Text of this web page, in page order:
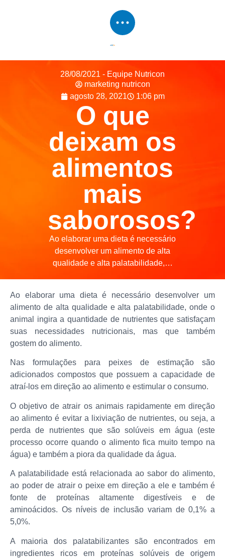
28/08/2021 - Equipe Nutricon
marketing nutricon
agosto 28, 2021
1:06 pm
O que
deixam os
alimentos
mais
saborosos?
Ao elaborar uma dieta é necessário
desenvolver um alimento de alta
qualidade e alta palatabilidade,…
Ao elaborar uma dieta é necessário desenvolver um
alimento de alta qualidade e alta palatabilidade, onde o
animal ingira a quantidade de nutrientes que satisfaçam
suas necessidades nutricionais, mas que também
gostem do alimento.
Nas formulações para peixes de estimação são
adicionados compostos que possuem a capacidade de
atraí-los em direção ao alimento e estimular o consumo.
O objetivo de atrair os animais rapidamente em direção
ao alimento é evitar a lixiviação de nutrientes, ou seja, a
perda de nutrientes que são solúveis em água (este
processo ocorre quando o alimento fica muito tempo na
água) e também a piora da qualidade da água.
A palatabilidade está relacionada ao sabor do alimento,
ao poder de atrair o peixe em direção a ele e também é
fonte de proteínas altamente digestíveis e de
aminoácidos. Os níveis de inclusão variam de 0,1% a
5,0%.
A maioria dos palatabilizantes são encontrados em
ingredientes ricos em proteínas solúveis de origem